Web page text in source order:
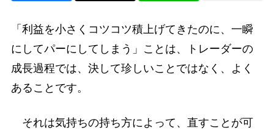
「利益を小さくコツコツ積上げてきたのに、一瞬
にしてパーにしてしまう」ことは、トレーダーの
成長過程では、決して珍しいことではなく、よく
あることです。
それは気持ちの持ち方によって、直すことが可